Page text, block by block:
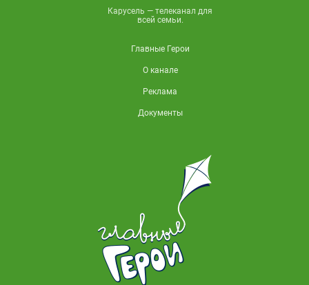
Карусель — телеканал для
всей семьи.
Главные Герои
О канале
Реклама
Документы